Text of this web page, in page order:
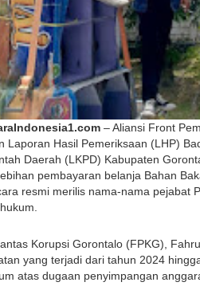
– Aliansi Front
Laporan Hasil Pemeriksaan (LHP)
Daerah (LKPD) Kabupaten
pembayaran belanja Bahan
resmi merilis nama-nama pejabat
Korupsi Gorontalo (FPKG),
yang terjadi dari tahun 2024
atas dugaan penyimpangan